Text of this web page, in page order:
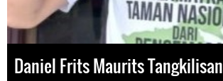
Daniel Frits Maurits Tangkilisan